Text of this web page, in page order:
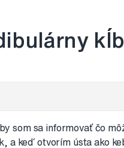
kĺb
som sa informovať čo
a keď otvorím ústa ako